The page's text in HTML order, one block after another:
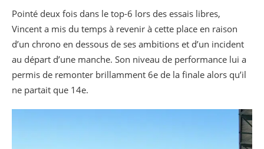
Pointé deux fois dans le top-6 lors des essais libres,
Vincent a mis du temps à revenir à cette place en raison
d’un chrono en dessous de ses ambitions et d’un incident
au départ d’une manche. Son niveau de performance lui a
permis de remonter brillamment 6e de la finale alors qu’il
ne partait que 14e.